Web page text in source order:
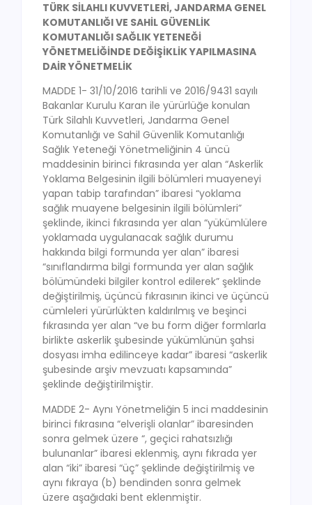
TÜRK SİLAHLI KUVVETLERİ, JANDARMA GENEL
KOMUTANLIĞI VE SAHİL GÜVENLİK
KOMUTANLIĞI SAĞLIK YETENEĞİ
YÖNETMELİĞİNDE DEĞİŞİKLİK YAPILMASINA
DAİR YÖNETMELİK
MADDE 1- 31/10/2016 tarihli ve 2016/9431 sayılı
Bakanlar Kurulu Karan ile yürürlüğe konulan
Türk Silahlı Kuvvetleri, Jandarma Genel
Komutanlığı ve Sahil Güvenlik Komutanlığı
Sağlık Yeteneği Yönetmeliğinin 4 üncü
maddesinin birinci fıkrasında yer alan “Askerlik
Yoklama Belgesinin ilgili bölümleri muayeneyi
yapan tabip tarafından” ibaresi “yoklama
sağlık muayene belgesinin ilgili bölümleri”
şeklinde, ikinci fıkrasında yer alan “yükümlülere
yoklamada uygulanacak sağlık durumu
hakkında bilgi formunda yer alan” ibaresi
“sınıflandırma bilgi formunda yer alan sağlık
bölümündeki bilgiler kontrol edilerek” şeklinde
değiştirilmiş, üçüncü fıkrasının ikinci ve üçüncü
cümleleri yürürlükten kaldırılmış ve beşinci
fıkrasında yer alan “ve bu form diğer formlarla
birlikte askerlik şubesinde yükümlünün şahsi
dosyası imha edilinceye kadar” ibaresi “askerlik
şubesinde arşiv mevzuatı kapsamında”
şeklinde değiştirilmiştir.
MADDE 2- Aynı Yönetmeliğin 5 inci maddesinin
birinci fıkrasına “elverişli olanlar” ibaresinden
sonra gelmek üzere “, geçici rahatsızlığı
bulunanlar” ibaresi eklenmiş, aynı fıkrada yer
alan “iki” ibaresi “üç” şeklinde değiştirilmiş ve
aynı fıkraya (b) bendinden sonra gelmek
üzere aşağıdaki bent eklenmiştir.